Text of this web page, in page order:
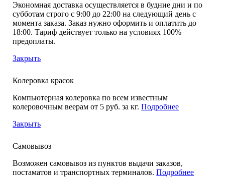
Экономная доставка осуществляется в будние дни и по
субботам строго с 9:00 до 22:00 на следующий день с
момента заказа. Заказ нужно оформить и оплатить до
18:00. Тариф действует только на условиях 100%
предоплаты.
Закрыть
Колеровка красок
Компьютерная колеровка по всем известным
колеровочным веерам от 5 руб. за кг.Подробнее
Закрыть
Самовывоз
Возможен самовывоз из пунктов выдачи заказов,
постаматов и транспортных терминалов.Подробнее